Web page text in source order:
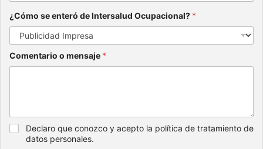
¿Cómo se enteró de Intersalud Ocupacional? *
Comentario o mensaje *
Declaro que conozco y acepto la política de tratamiento de
datos personales.